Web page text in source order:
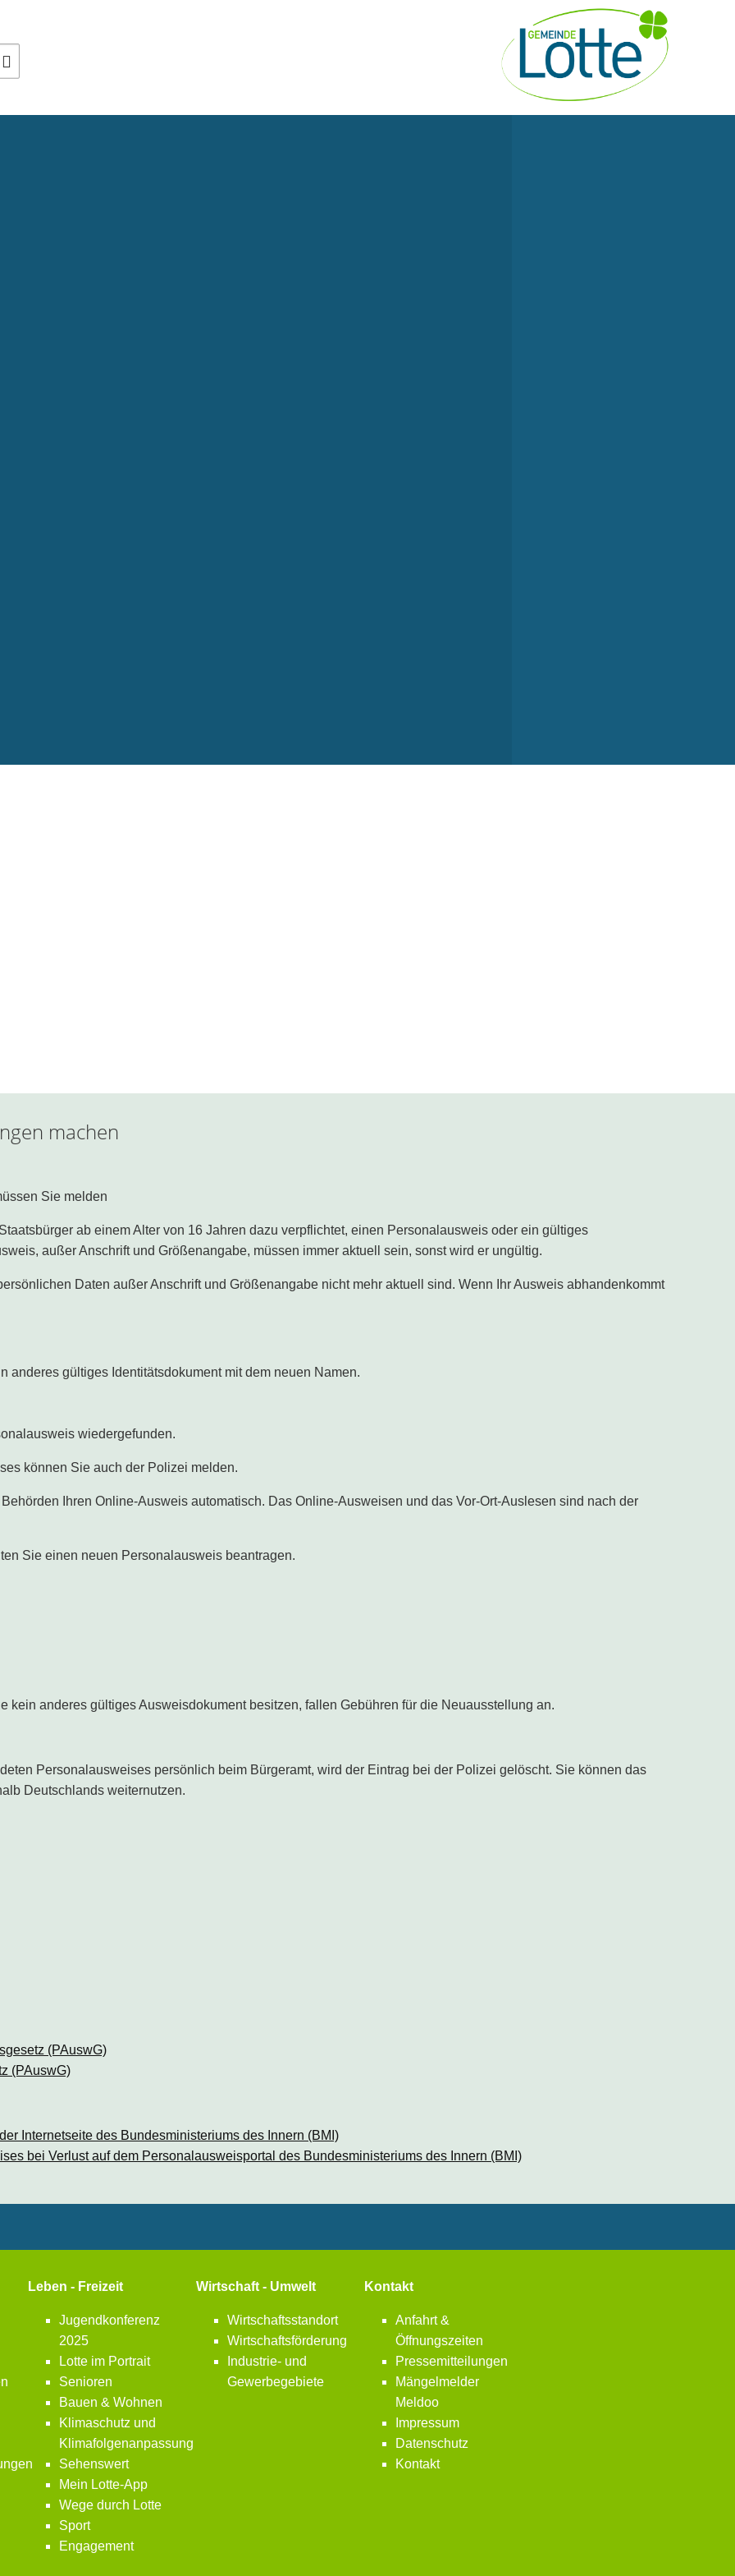
machen
Sie melden
ab einem Alter von 16 Jahren dazu verpflichtet, einen Personalausweis oder ein gültiges
außer Anschrift und Größenangabe, müssen immer aktuell sein, sonst wird er ungültig.
Daten außer Anschrift und Größenangabe nicht mehr aktuell sind. Wenn Ihr Ausweis abhandenkommt
anderes gültiges Identitätsdokument mit dem neuen Namen.
wiedergefunden.
können Sie auch der Polizei melden.
Ihren Online-Ausweis automatisch. Das Online-Ausweisen und das Vor-Ort-Auslesen sind nach der
Sie einen neuen Personalausweis beantragen.
kein anderes gültiges Ausweisdokument besitzen, fallen Gebühren für die Neuausstellung an.
Personalausweises persönlich beim Bürgeramt, wird der Eintrag bei der Polizei gelöscht. Sie können das
Deutschlands weiternutzen.
(PAuswG)
(PAuswG)
Internetseite des Bundesministeriums des Innern (BMI)
bei Verlust auf dem Personalausweisportal des Bundesministeriums des Innern (BMI)
Leben - Freizeit
Jugendkonferenz
2025
Lotte im Portrait
Senioren
Bauen & Wohnen
Klimaschutz und
Klimafolgenanpassung
Sehenswert
Mein Lotte-App
Wege durch Lotte
Sport
Engagement
Wirtschaft - Umwelt
Wirtschaftsstandort
Wirtschaftsförderung
Industrie- und
Gewerbegebiete
Kontakt
Anfahrt &
Öffnungszeiten
Pressemitteilungen
Mängelmelder
Meldoo
Impressum
Datenschutz
Kontakt